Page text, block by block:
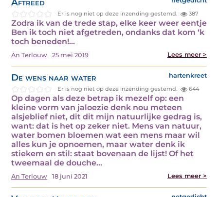
Er is nog niet op deze inzending gestemd. 387
Zodra ik van de trede stap, elke keer weer eentje
Ben ik toch niet afgetreden, ondanks dat kom ‘k
toch beneden!…
An Terlouw 25 mei 2019 Lees meer >
De wens naar water hartenkreet
Er is nog niet op deze inzending gestemd. 644
Op dagen als deze betrap ik mezelf op: een
kleine vorm van jaloezie denk nou meteen
alsjeblief niet, dit dit mijn natuurlijke gedrag is,
want: dat is het op zeker niet. Mens van natuur,
water bomen bloemen wat een mens maar wil
alles kun je opnoemen, maar water denk ik
stiekem en stil: staat bovenaan de lijst! Of het
tweemaal de douche…
An Terlouw 18 juni 2021 Lees meer >